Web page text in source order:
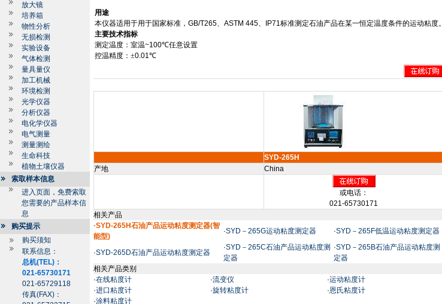
放大镜
培养箱
物性分析
无损检测
实验设备
气体检测
量具量仪
加工机械
环境检测
光学仪器
分析仪器
电化学仪器
电气测量
测量测绘
生命科技
植物土壤仪器
索取样本信息
进入页面，免费索取
您需要的产品样本信
息
购买提示
购买须知
联系信息：
总机(TEL)：
021-65730171
021-65729118
传真(FAX)：
用途
本仪器适用于用于国家标准， GB/T265、 ASTM 445、 IP71标准测定石油产品在某一恒定温度条件的运动粘度。
主要技术指标
测定温度：室温~100℃任意设置
控温精度：±0.01℃
SYD-265H
产地
China
或电话：
021-65730171
相关产品
·SYD-265H石油产品运动粘度测定器(智
能型)
·SYD－265G运动粘度测定器 ·SYD－265F低温运动粘度测定器
·SYD-265D石油产品运动粘度测定器
·SYD－265C石油产品运动粘度测
定器
·SYD－265B石油产品运动粘度测
定器
相关产品类别
·在线粘度计 ·流变仪 ·运动粘度计
·进口粘度计 ·旋转粘度计 ·恩氏粘度计
·涂料粘度计